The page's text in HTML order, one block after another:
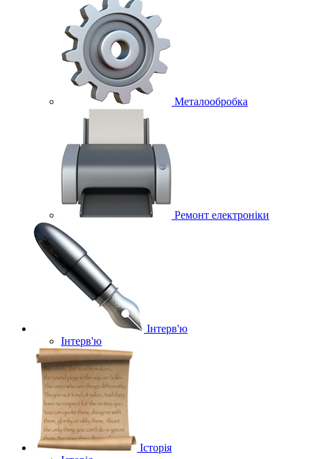
Металообробка
Ремонт електроніки
Інтерв'ю
Інтерв'ю
Історія